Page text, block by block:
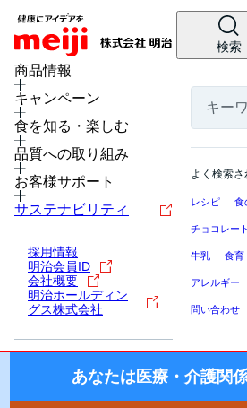
検索
商品情報
キャンペーン
食を知る・楽しむ
品質への取り組み
お客様サポート
サステナビリティ
採用情報
明治会員ID
会社概要
明治ホールディン
グス株式会社
よく検索
レシピ 食
チョコレート
牛乳 食育
アレルギー
問い合わせ
医療・介護関係者の皆
ここから先の「meiji Nutrition Info（
インフォ）」では、日本国内の医療機
療・介護関係者（医師・薬剤師・看護
ージャー等）を対象に、製品を適正に
国外の医療・介護関係者、一般の方に
としたものではございませんので、ご
あなたは医療・介護関